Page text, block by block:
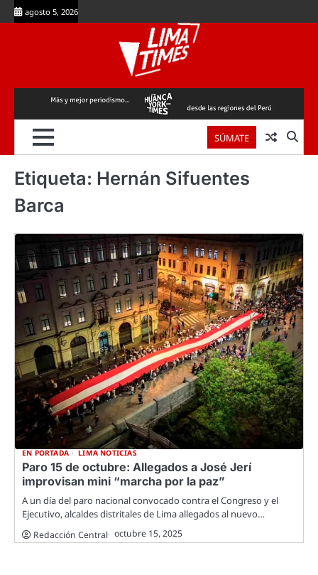
Skip
to
agosto 5, 2026
SÚMATE
Etiqueta: Hernán Sifuentes
Barca
EN PORTADA LIMA NOTICIAS
Paro 15 de octubre: Allegados a José Jerí
improvisan mini “marcha por la paz”
A un día del paro nacional convocado contra el Congreso y el
Ejecutivo, alcaldes distritales de Lima allegados al nuevo…
Redacción Central octubre 15, 2025